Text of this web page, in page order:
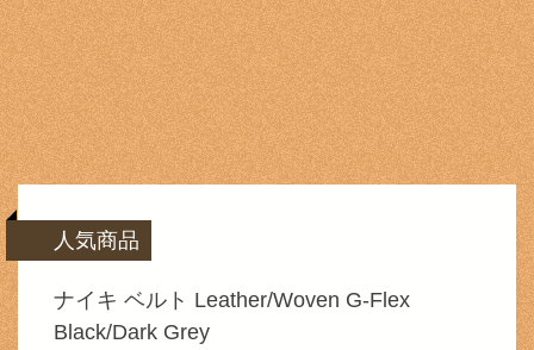
人気商品
ナイキ ベルト Leather/Woven G-Flex
Black/Dark Grey